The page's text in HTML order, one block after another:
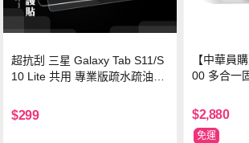
超抗刮 三星 Galaxy Tab S11/S
10 Lite 共用 專業版疏水疏油9H
$299
【中華員
00 多合一
$2,880
免運